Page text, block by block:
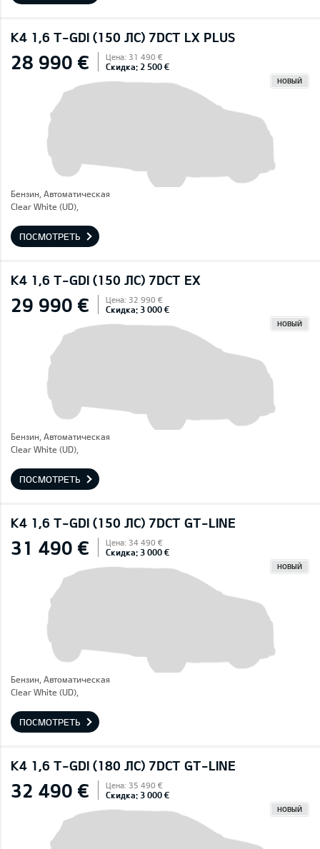
K4 1,6 T-GDI (150 ЛС) 7DCT LX PLUS
28 990 € Цена: 31 490 €
Скидка: 2 500 €
НОВЫЙ
Бензин, Автоматическая
Clear White (UD),
ПОСМОТРЕТЬ
K4 1,6 T-GDI (150 ЛС) 7DCT EX
29 990 € Цена: 32 990 €
Скидка: 3 000 €
НОВЫЙ
Бензин, Автоматическая
Clear White (UD),
ПОСМОТРЕТЬ
K4 1,6 T-GDI (150 ЛС) 7DCT GT-LINE
31 490 € Цена: 34 490 €
Скидка: 3 000 €
НОВЫЙ
Бензин, Автоматическая
Clear White (UD),
ПОСМОТРЕТЬ
K4 1,6 T-GDI (180 ЛС) 7DCT GT-LINE
32 490 € Цена: 35 490 €
Скидка: 3 000 €
НОВЫЙ